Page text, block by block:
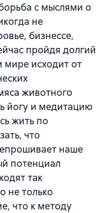
с мыслями о
не
бизнессе,
пройдя долгий
мире исходит от
животного
йогу и медитацию
жить по
что
наше
потенциал
так
не только
что к методу